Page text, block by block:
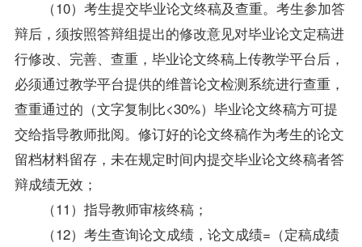
（10）考生提交毕业论文终稿及查重。考生参加答
辩后，须按照答辩组提出的修改意见对毕业论文定稿进
行修改、完善、查重，毕业论文终稿上传教学平台后，
必须通过教学平台提供的维普论文检测系统进行查重，
查重通过的（文字复制比<30%）毕业论文终稿方可提
交给指导教师批阅。修订好的论文终稿作为考生的论文
留档材料留存，未在规定时间内提交毕业论文终稿者答
辩成绩无效；
（11）指导教师审核终稿；
（12）考生查询论文成绩，论文成绩=（定稿成绩